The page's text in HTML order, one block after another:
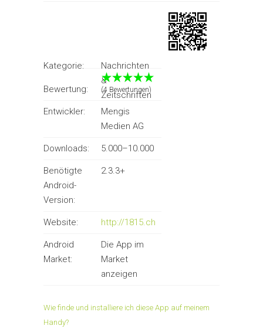
Kategorie:
Nachrichten
&
Zeitschriften
Bewertung: (4 Bewertungen)
Entwickler:
Mengis
Medien AG
Downloads: 5.000–10.000
Benötigte
Android-
Version:
2.3.3+
Website: http://1815.ch
Android
Market:
Die App im
Market
anzeigen
Wie finde und installiere ich diese App auf meinem
Handy?